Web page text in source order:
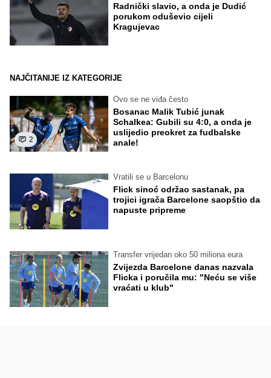
Radnički slavio, a onda je Dudić
porukom oduševio cijeli
Kragujevac
NAJČITANIJE IZ KATEGORIJE
2
Ovo se ne viđa često
Bosanac Malik Tubić junak
Schalkea: Gubili su 4:0, a onda je
uslijedio preokret za fudbalske
anale!
Vratili se u Barcelonu
Flick sinoć održao sastanak, pa
trojici igrača Barcelone saopštio da
napuste pripreme
Transfer vrijedan oko 50 miliona eura
Zvijezda Barcelone danas nazvala
Flicka i poručila mu: "Neću se više
vraćati u klub"